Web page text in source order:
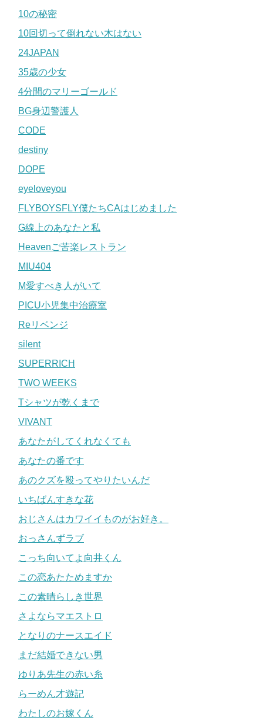
10の秘密
10回切って倒れない木はない
24JAPAN
35歳の少女
4分間のマリーゴールド
BG身辺警護人
CODE
destiny
DOPE
eyeloveyou
FLYBOYSFLY僕たちCAはじめました
G線上のあなたと私
Heavenご苦楽レストラン
MIU404
M愛すべき人がいて
PICU小児集中治療室
Reリベンジ
silent
SUPERRICH
TWO WEEKS
Tシャツが乾くまで
VIVANT
あなたがしてくれなくても
あなたの番です
あのクズを殴ってやりたいんだ
いちばんすきな花
おじさんはカワイイものがお好き。
おっさんずラブ
こっち向いてよ向井くん
この恋あたためますか
この素晴らしき世界
さよならマエストロ
となりのナースエイド
まだ結婚できない男
ゆりあ先生の赤い糸
らーめん才遊記
わたしのお嫁くん